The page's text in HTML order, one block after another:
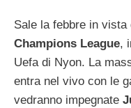
Sale la febbre in vista
Champions League,
Uefa di Nyon. La
entra nel vivo con le
vedranno impegnate